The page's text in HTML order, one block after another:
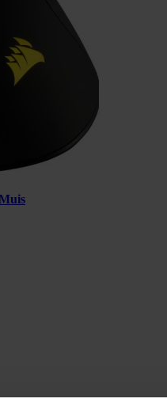
- 2.4 GHz, Bluetooth 4.2 + LE, USB